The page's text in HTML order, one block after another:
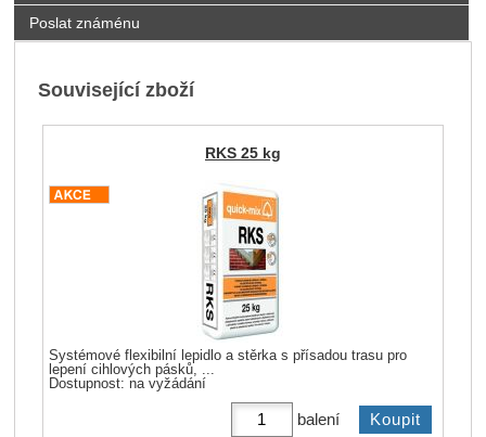
Poslat známénu
Související zboží
RKS 25 kg
Systémové flexibilní lepidlo a stěrka s přísadou trasu pro
lepení cihlových pásků, ...
Dostupnost: na vyžádání
balení